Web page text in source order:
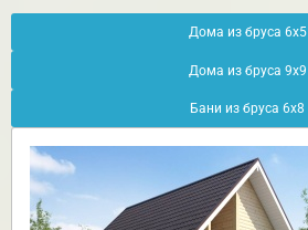
Дома из бруса 6х5
Дома из бруса 9х9
Бани из бруса 6х8